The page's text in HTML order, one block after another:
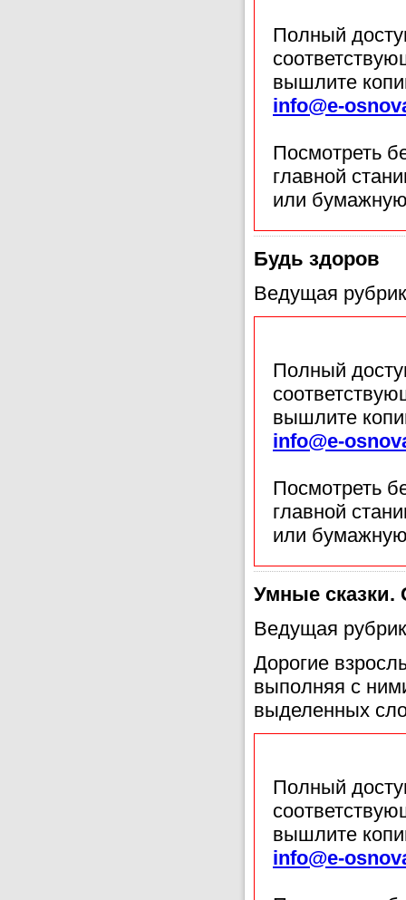
Полный
вышлите
info@e-
Посмотреть
главной
или
Будь здоров
Ведущая
Полный
вышлите
info@e-
Посмотреть
главной
или
Умные сказки.
Ведущая
Дорогие
выполняя с
выделенных
Полный
вышлите
info@e-